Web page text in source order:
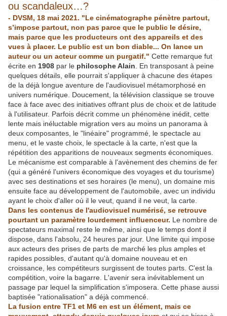
ou scandaleux…?
- DVSM, 18 mai 2021. "Le cinématographe pénètre partout,
s’impose partout, non pas parce que le public le désire,
mais parce que les producteurs ont des appareils et des
vues à placer. Le public est un bon diable... On lance un
auteur ou un acteur comme un purgatif." Cette remarque fut
écrite en 1908 par le philosophe Alain . En transposant à peine
quelques détails, elle pourrait s'appliquer à chacune des étapes
de la déjà longue aventure de l'audiovisuel métamorphosé en
univers numérique. Doucement, la télévision classique se trouve
face à face avec des initiatives offrant plus de choix et de latitude
à l'utilisateur. Parfois décrit comme un phénomène inédit, cette
lente mais inéluctable migration vers au moins un panorama à
deux composantes, le "linéaire" programmé, le spectacle au
menu, et le vaste choix, le spectacle à la carte, n'est que la
répétition des apparitions de nouveaux segments économiques.
Le mécanisme est comparable à l'avènement des chemins de fer
(qui a généré l'univers économique des voyages et du tourisme)
avec ses destinations et ses horaires (le menu), un domaine mis
ensuite face au développement de l'automobile, avec un individu
ayant le choix d'aller où il le veut, quand il ne veut, la carte.
Dans les contenus de l'audiovisuel numérisé, se retrouve
pourtant un paramètre lourdement influenceur. Le nombre de
spectateurs maximal reste le même, ainsi que le temps dont il
dispose, dans l'absolu, 24 heures par jour. Une limite qui impose
aux acteurs des prises de parts de marché les plus amples et
rapides possibles, d'autant qu'à domaine nouveau et en
croissance, les compétiteurs surgissent de toutes parts. C'est la
compétition, voire la bagarre. L'avenir sera inévitablement un
passage par lequel la simplification s'imposera. Cette phase aussi
baptisée "rationalisation" a déjà commencé.
La fusion entre TF1 et M6 en est un élément, mais ce